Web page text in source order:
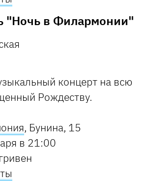
"Ночь в Филармонии"
концерт на всю
Рождеству.
, Бунина, 15
в 21:00